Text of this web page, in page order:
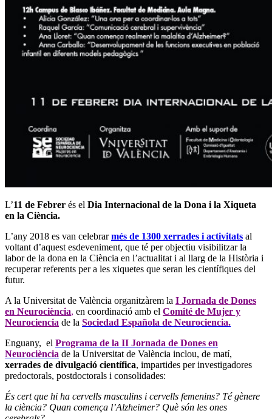
L’11 de Febrer és el Dia Internacional de la Dona i la Xiqueta
en la Ciència.
L’any 2018 es van celebrarmés de 1300 xerrades i activitats al
voltant d’aquest esdeveniment, que té per objectiu visibilitzar la
labor de la dona en la Ciència en l’actualitat i al llarg de la Història i
recuperar referents per a les xiquetes que seran les científiques del
futur.
A la Universitat de València organitzàrem la I Jornada de Dones
en Neurociència, en coordinació amb el Comité de Mujer y
Neurociencia de la Sociedad Española de Neurociencia.
Enguany, el Programa de la II Jornada de Dones en
Neurociència de la Universitat de València inclou, de matí,
xerrades de divulgació científica, impartides per investigadores
predoctorals, postdoctorals i consolidades:
És cert que hi ha cervells masculins i cervells femenins? Té gènere
la ciència? Quan comença l’Alzheimer? Què són les ones